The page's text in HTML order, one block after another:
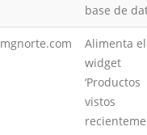
base de
mgnorte.com
Alimenta el
widget
‘Productos
vistos